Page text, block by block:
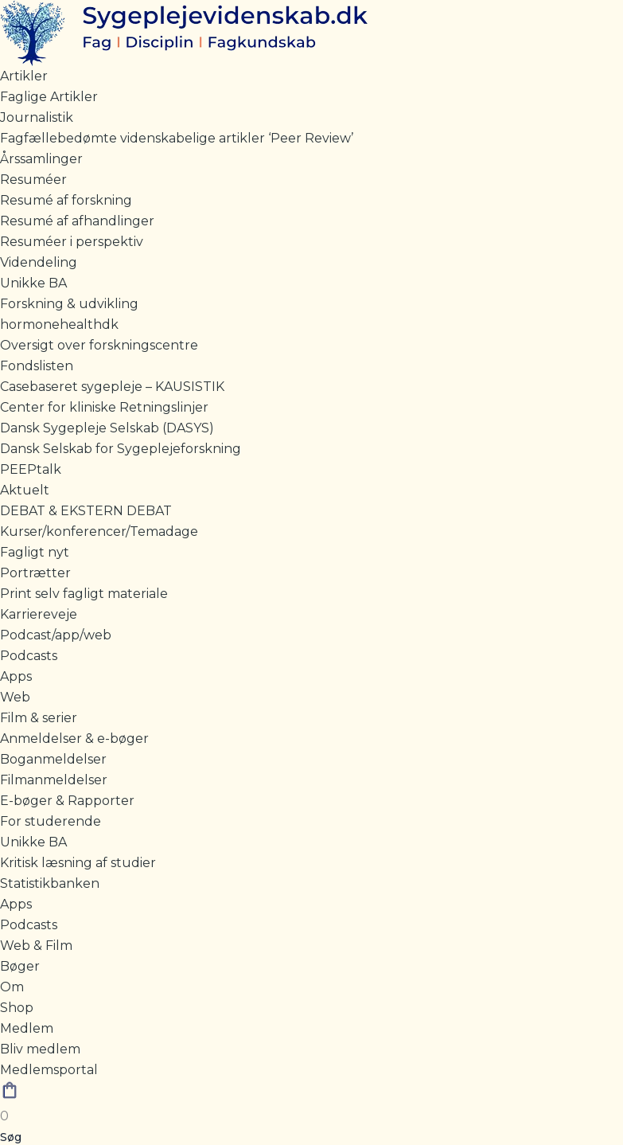
Gå
til
indholdet
Artikler
Faglige Artikler
Journalistik
Fagfællebedømte videnskabelige artikler ‘Peer Review’
Årssamlinger
Resuméer
Resumé af forskning
Resumé af afhandlinger
Resuméer i perspektiv
Videndeling
Unikke BA
Forskning & udvikling
hormonehealthdk
Oversigt over forskningscentre
Fondslisten
Casebaseret sygepleje – KAUSISTIK
Center for kliniske Retningslinjer
Dansk Sygepleje Selskab (DASYS)
Dansk Selskab for Sygeplejeforskning
PEEPtalk
Aktuelt
DEBAT & EKSTERN DEBAT
Kurser/konferencer/Temadage
Fagligt nyt
Portrætter
Print selv fagligt materiale
Karriereveje
Podcast/app/web
Podcasts
Apps
Web
Film & serier
Anmeldelser & e-bøger
Boganmeldelser
Filmanmeldelser
E-bøger & Rapporter
For studerende
Unikke BA
Kritisk læsning af studier
Statistikbanken
Apps
Podcasts
Web & Film
Bøger
Om
Shop
Medlem
Bliv medlem
Medlemsportal
0
Søg